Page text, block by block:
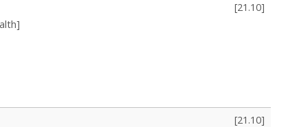
[21.10]
[21.10]